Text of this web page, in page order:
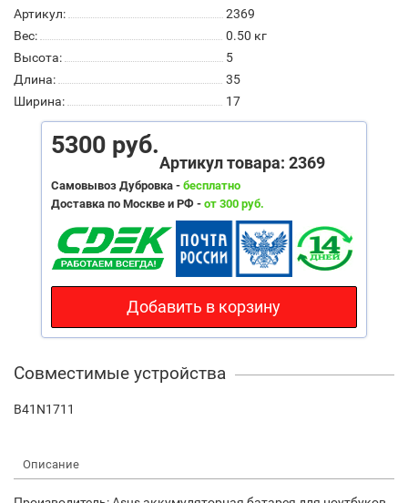
Артикул:
2369
Вес:
0.50 кг
Высота:
5
Длина:
35
Ширина:
17
5300 руб.
Артикул товара: 2369
Самовывоз Дубровка - бесплатно
Доставка по Москве и РФ - от 300 руб.
Добавить в корзину
Совместимые устройства
B41N1711
Описание